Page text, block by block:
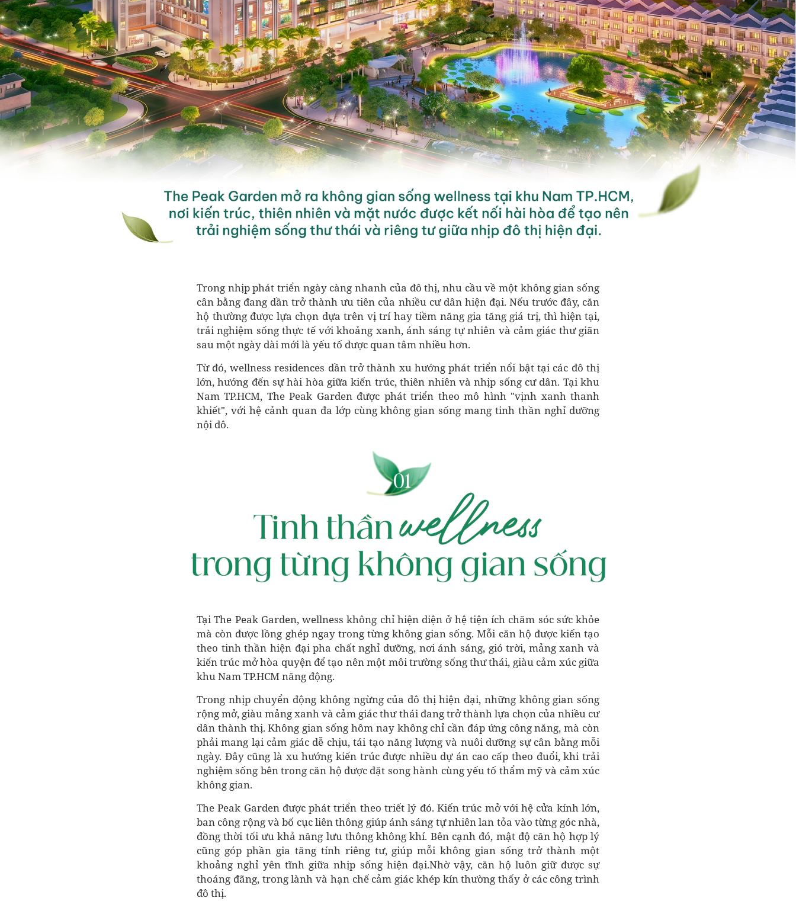
Trong nhịp phát triển ngày càng nhanh của đô thị, nhu cầu về một không gian sống
cân bằng đang dần trở thành ưu tiên của nhiều cư dân hiện đại. Nếu trước đây, căn
hộ thường được lựa chọn dựa trên vị trí hay tiềm năng gia tăng giá trị, thì hiện tại,
trải nghiệm sống thực tế với khoảng xanh, ánh sáng tự nhiên và cảm giác thư giãn
sau một ngày dài mới là yếu tố được quan tâm nhiều hơn.
Từ đó, wellness residences dần trở thành xu hướng phát triển nổi bật tại các đô thị
lớn, hướng đến sự hài hòa giữa kiến trúc, thiên nhiên và nhịp sống cư dân. Tại khu
Nam TP.HCM, The Peak Garden được phát triển theo mô hình "vịnh xanh thanh
khiết", với hệ cảnh quan đa lớp cùng không gian sống mang tinh thần nghỉ dưỡng
nội đô.
Tại The Peak Garden, wellness không chỉ hiện diện ở hệ tiện ích chăm sóc sức khỏe
mà còn được lồng ghép ngay trong từng không gian sống. Mỗi căn hộ được kiến tạo
theo tinh thần hiện đại pha chất nghỉ dưỡng, nơi ánh sáng, gió trời, mảng xanh và
kiến trúc mở hòa quyện để tạo nên một môi trường sống thư thái, giàu cảm xúc giữa
khu Nam TP.HCM năng động.
Trong nhịp chuyển động không ngừng của đô thị hiện đại, những không gian sống
rộng mở, giàu mảng xanh và cảm giác thư thái đang trở thành lựa chọn của nhiều cư
dân thành thị. Không gian sống hôm nay không chỉ cần đáp ứng công năng, mà còn
phải mang lại cảm giác dễ chịu, tái tạo năng lượng và nuôi dưỡng sự cân bằng mỗi
ngày. Đây cũng là xu hướng kiến trúc được nhiều dự án cao cấp theo đuổi, khi trải
nghiệm sống bên trong căn hộ được đặt song hành cùng yếu tố thẩm mỹ và cảm xúc
không gian.
The Peak Garden được phát triển theo triết lý đó. Kiến trúc mở với hệ cửa kính lớn,
ban công rộng và bố cục liên thông giúp ánh sáng tự nhiên lan tỏa vào từng góc nhà,
đồng thời tối ưu khả năng lưu thông không khí. Bên cạnh đó, mật độ căn hộ hợp lý
cũng góp phần gia tăng tính riêng tư, giúp mỗi không gian sống trở thành một
khoảng nghỉ yên tĩnh giữa nhịp sống hiện đại.Nhờ vậy, căn hộ luôn giữ được sự
thoáng đãng, trong lành và hạn chế cảm giác khép kín thường thấy ở các công trình
đô thị.